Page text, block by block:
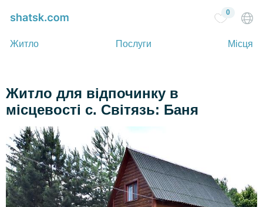
Житло Послуги Місця
0
Житло для відпочинку в
місцевості с. Світязь: Баня